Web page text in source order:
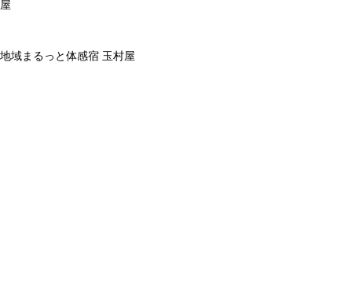
屋
地域まるっと体感宿 玉村屋